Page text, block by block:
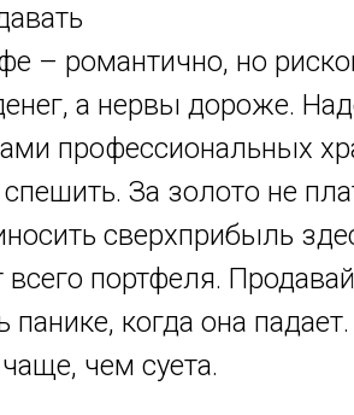
– романтично, но
а нервы дороже.
профессиональных
За золото не
сверхприбыль
портфеля.
панике, когда она
чем суета.